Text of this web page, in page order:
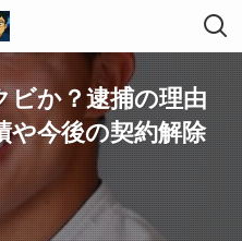
ビか？逮捕の理由
や今後の契約解除